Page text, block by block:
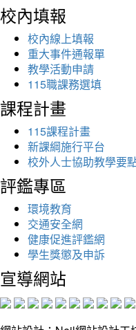
校內填報
校內線上填報
重大事件通報單
教學活動申請
115職課務選填
課程計畫
115課程計畫
新課綱施行平台
校外人士協助教學要
評鑑專區
環境教育
交通安全網
健康促進評鑑網
學生獎懲及申訴
宣導網站